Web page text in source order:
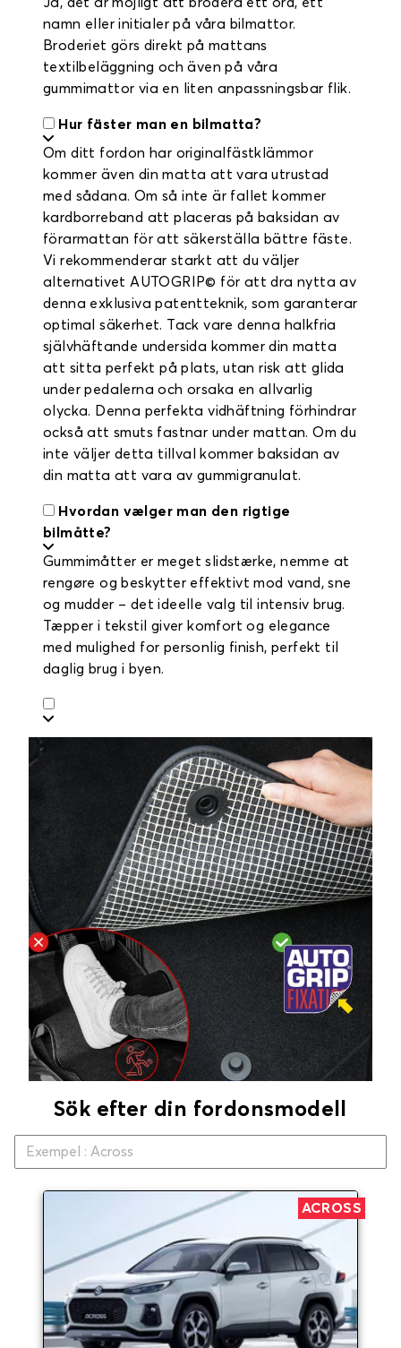
namn eller initialer på våra bilmattor.
Broderiet görs direkt på mattans
textilbeläggning och även på våra
gummimattor via en liten anpassningsbar flik.
Hur fäster man en bilmatta?
Om ditt fordon har originalfästklämmor
kommer även din matta att vara utrustad
med sådana. Om så inte är fallet kommer
kardborreband att placeras på baksidan av
förarmattan för att säkerställa bättre fäste.
Vi rekommenderar starkt att du väljer
alternativet AUTOGRIP© för att dra nytta av
denna exklusiva patentteknik, som garanterar
optimal säkerhet. Tack vare denna halkfria
självhäftande undersida kommer din matta
att sitta perfekt på plats, utan risk att glida
under pedalerna och orsaka en allvarlig
olycka. Denna perfekta vidhäftning förhindrar
också att smuts fastnar under mattan. Om du
inte väljer detta tillval kommer baksidan av
din matta att vara av gummigranulat.
Hvordan vælger man den rigtige
bilmåtte?
Gummimåtter er meget slidstærke, nemme at
rengøre og beskytter effektivt mod vand, sne
og mudder – det ideelle valg til intensiv brug.
Tæpper i tekstil giver komfort og elegance
med mulighed for personlig finish, perfekt til
daglig brug i byen.
Sök efter din fordonsmodell
ACROSS